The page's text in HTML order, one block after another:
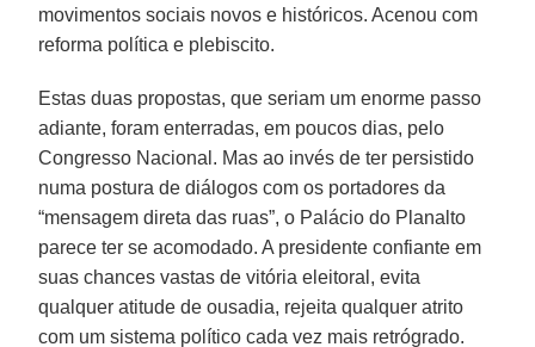
movimentos sociais novos e históricos. Acenou com
reforma política e plebiscito.
Estas duas propostas, que seriam um enorme passo
adiante, foram enterradas, em poucos dias, pelo
Congresso Nacional. Mas ao invés de ter persistido
numa postura de diálogos com os portadores da
“mensagem direta das ruas”, o Palácio do Planalto
parece ter se acomodado. A presidente confiante em
suas chances vastas de vitória eleitoral, evita
qualquer atitude de ousadia, rejeita qualquer atrito
com um sistema político cada vez mais retrógrado.